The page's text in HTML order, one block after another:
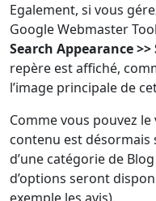
Egalement, si vous
Google Webmaster
Search Appearance
repère est affiché,
l’image principale de
Comme vous pouvez
contenu est
d’une catégorie de
d’options seront